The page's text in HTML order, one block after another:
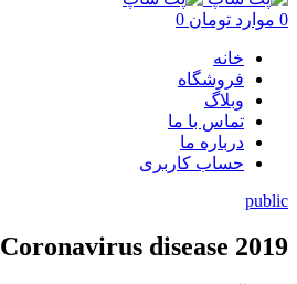
0 موارد تومان
خانه
فروشگاه
وبلاگ
تماس با ما
درباره ما
حساب کاربری
public
Coronavirus disease 2019